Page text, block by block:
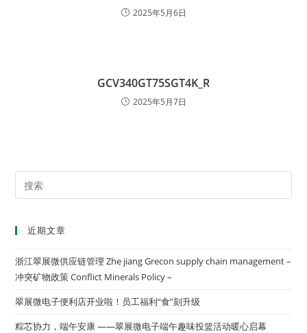
2025年5月6日
GCV340GT75SGT4K_R
2025年5月7日
近期文章
浙江翠展微供应链管理 Zhe jiang Grecon supply chain management –
冲突矿物政策 Conflict Minerals Policy –
翠展微电子便利店开业啦！员工福利“食”刻升级
粽芯协力，端午安康 ——翠展微电子端午趣味投篮活动暖心启幕